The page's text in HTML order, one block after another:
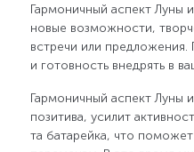
Гармоничный аспект Луны
новые возможности,
встречи или предложения.
и готовность внедрять в
Гармоничный аспект Луны
позитива, усилит
та батарейка, что поможет